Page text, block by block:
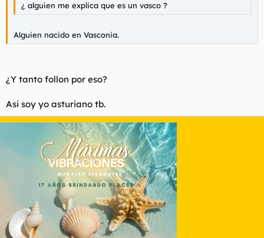
¿ alguien me explica que es un vasco ?
Alguien nacido en Vasconia.
¿Y tanto follon por eso?
Asi soy yo asturiano tb.